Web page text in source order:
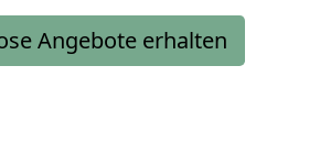
Angebote erhalten